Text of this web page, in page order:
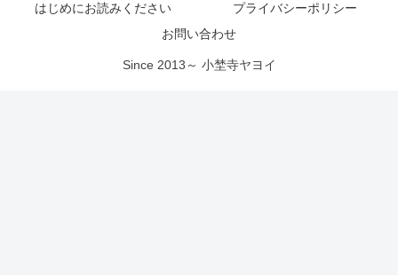
はじめにお読みください
プライバシーポリシー
お問い合わせ
Since 2013～ 小埜寺ヤヨイ